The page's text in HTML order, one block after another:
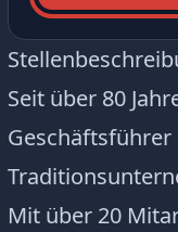
Seit über 80
Mit über 20